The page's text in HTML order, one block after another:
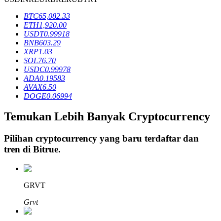
Penguncian BTR
Investasi eksklusif untuk pemegang BTR
Pinjaman
Layanan pinjaman yang didukung Crypto
BTC65,082.33
ETH1,920.00
USDT0.99918
BNB603.29
XRP1.03
SOL76.70
USDC0.99978
ADA0.19583
AVAX6.50
DOGE0.06994
Temukan Lebih Banyak Cryptocurrency
Pilihan cryptocurrency yang baru terdaftar dan
tren di Bitrue.
GRVT
Grvt